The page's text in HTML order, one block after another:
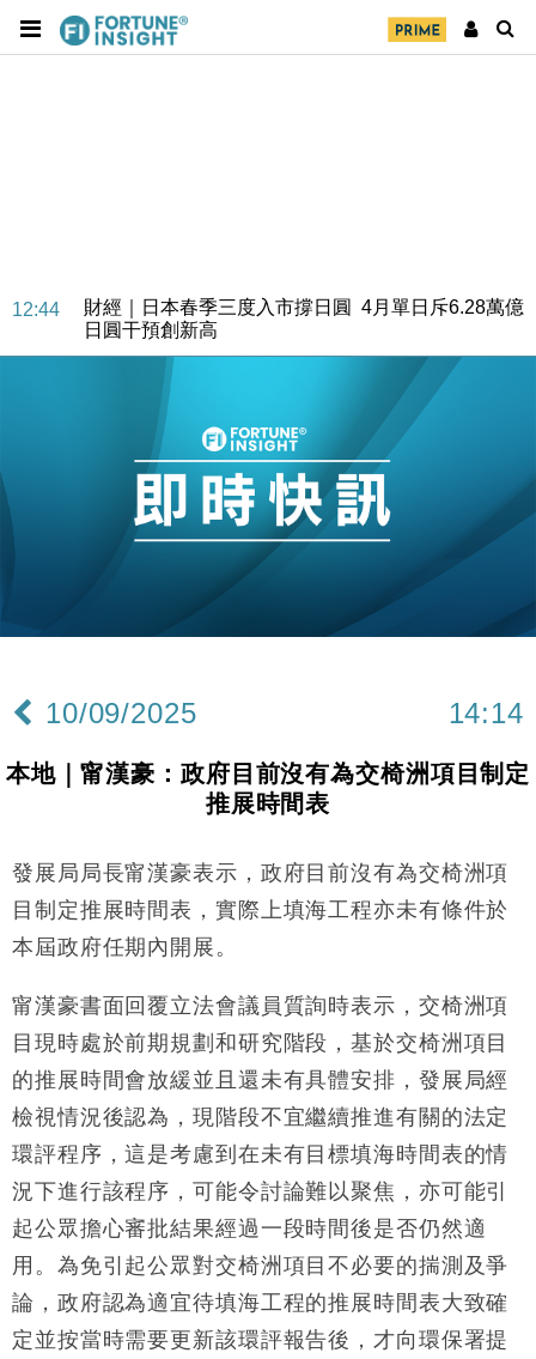
12:44
財經｜日本春季三度入市撐日圓 4月單日斥6.28萬億
日圓干預創新高
國際｜特朗普料美伊戰事快結束 承認部分彈藥庫存緊
財經｜SA售股自救後再出手 斥4億美元押注未上市公
財經｜精星香港夥菜鳥拓全球智慧倉儲市場 加快海外
市場落地
14:50
地產｜大酒店中期轉賺2300萬元 斥21億翻新香港及
國際｜特朗普赴洛杉磯高球場活動前 男子攜槍彈被捕
11:40
財經｜黑石傳再籌逾360億美元 支援Anthropic租用
10:57
財經｜美商務部擬擴大金屬關稅範圍 14類產品或加徵
定高消費客群
12:44
財經｜日本春季三度入市撐日圓 4月單日斥6.28萬億
司
11:30
財經｜精星香港夥菜鳥拓全球智慧倉儲市場 加快海外
市場落地
14:50
地產｜大酒店中期轉賺2300萬元 斥21億翻新香港及
東京半島
13:12
國際｜特朗普赴洛杉磯高球場活動前 男子攜槍彈被捕
12:30
財經｜香港7月PMI回落至51 企業擴張放慢兼縮減人
手
11:40
財經｜黑石傳再籌逾360億美元 支援Anthropic租用
Google晶片
10/09/2025 14:14
本地｜甯漢豪：政府目前沒有為交椅洲項目制定
推展時間表
發展局局長甯漢豪表示，政府目前沒有為交椅洲項
目制定推展時間表，實際上填海工程亦未有條件於
本屆政府任期內開展。
甯漢豪書面回覆立法會議員質詢時表示，交椅洲項
目現時處於前期規劃和研究階段，基於交椅洲項目
的推展時間會放緩並且還未有具體安排，發展局經
檢視情況後認為，現階段不宜繼續推進有關的法定
環評程序，這是考慮到在未有目標填海時間表的情
況下進行該程序，可能令討論難以聚焦，亦可能引
起公眾擔心審批結果經過一段時間後是否仍然適
用。為免引起公眾對交椅洲項目不必要的揣測及爭
論，政府認為適宜待填海工程的推展時間表大致確
定並按當時需要更新該環評報告後，才向環保署提